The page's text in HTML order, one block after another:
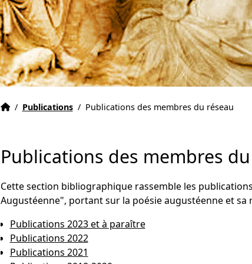
Accueil
Accueil
/ Publications / Publications des membres du réseau
Publications des membres
Cette section bibliographique rassemble les
Augustéenne", portant sur la poésie augustéenne et sa
Publications 2023 et à paraître
Publications 2022
Publications 2021